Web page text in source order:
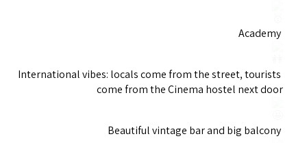
International vibes: locals come from the street, tourists
come from the Cinema hostel next door